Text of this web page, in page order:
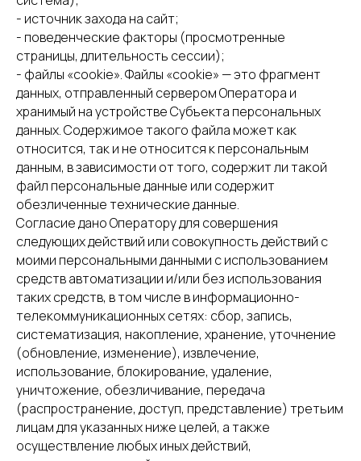
- источник захода на сайт;
- поведенческие факторы (просмотренные
страницы, длительность сессии);
- файлы «cookie». Файлы «cookie» — это фрагмент
данных, отправленный сервером Оператора и
хранимый на устройстве Субъекта персональных
данных. Содержимое такого файла может как
относится, так и не относится к персональным
данным, в зависимости от того, содержит ли такой
файл персональные данные или содержит
обезличенные технические данные.
Согласие дано Оператору для совершения
следующих действий или совокупность действий с
моими персональными данными с использованием
средств автоматизации и/или без использования
таких средств, в том числе в информационно-
телекоммуникационных сетях: сбор, запись,
систематизация, накопление, хранение, уточнение
(обновление, изменение), извлечение,
использование, блокирование, удаление,
уничтожение, обезличивание, передача
(распространение, доступ, представление) третьим
лицам для указанных ниже целей, а также
осуществление любых иных действий,